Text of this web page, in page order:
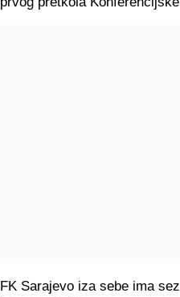
FK Sarajevo iza sebe ima